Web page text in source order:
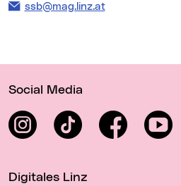
E-Mail Adresse:
ssb@mag.linz.at
Social Media
InstagramTikTok FacebookYouTube
Digitales Linz